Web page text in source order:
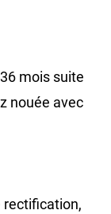
mois suite
nouée avec
rectification,